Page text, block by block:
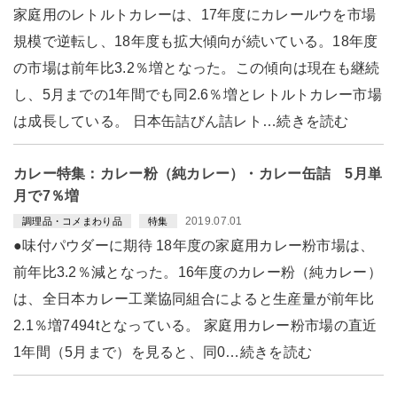
家庭用のレトルトカレーは、17年度にカレールウを市場
規模で逆転し、18年度も拡大傾向が続いている。18年度
の市場は前年比3.2％増となった。この傾向は現在も継続
し、5月までの1年間でも同2.6％増とレトルトカレー市場
は成長している。 日本缶詰びん詰レト…続きを読む
カレー特集：カレー粉（純カレー）・カレー缶詰 5月単
月で7％増
調理品・コメまわり品 特集 2019.07.01
●味付パウダーに期待 18年度の家庭用カレー粉市場は、
前年比3.2％減となった。16年度のカレー粉（純カレー）
は、全日本カレー工業協同組合によると生産量が前年比
2.1％増7494tとなっている。 家庭用カレー粉市場の直近
1年間（5月まで）を見ると、同0…続きを読む